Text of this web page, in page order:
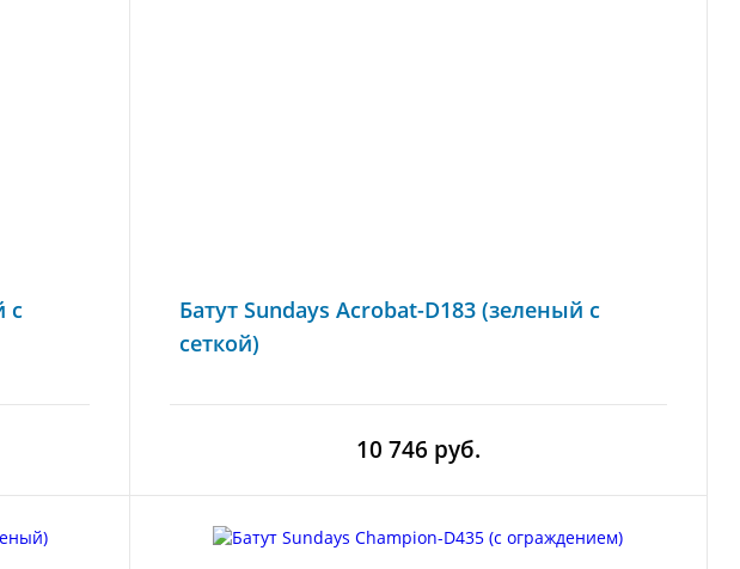
с
Батут Sundays Acrobat-D183 (зеленый с
сеткой)
10 746 руб.